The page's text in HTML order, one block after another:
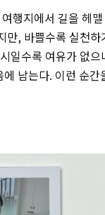
행지에서 길을 헤
, 바쁠수록 실천
일수록 여유가 없
남는다. 이런 순